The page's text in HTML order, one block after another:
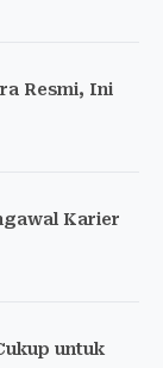
Resmi, Ini
Karier
untuk